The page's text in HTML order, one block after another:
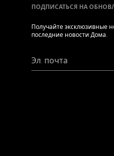
ПОДПИСАТЬСЯ НА
Получайте эксклюзивные
последние новости Дома.
Эл. почта